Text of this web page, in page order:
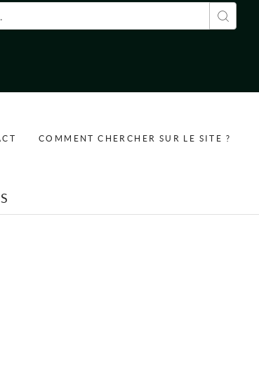
de recherche
COMMENT CHERCHER SUR LE SITE ?